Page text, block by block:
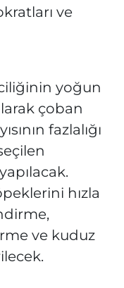
ve
yoğun
çoban
fazlalığı
hızla
ve kuduz